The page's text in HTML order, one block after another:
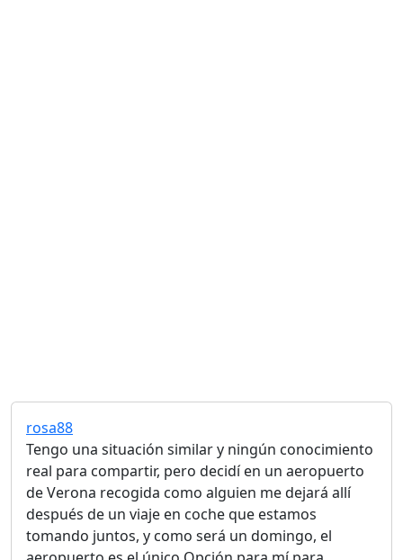
rosa88
Tengo una situación similar y ningún conocimiento
real para compartir, pero decidí en un aeropuerto
de Verona recogida como alguien me dejará allí
después de un viaje en coche que estamos
tomando juntos, y como será un domingo, el